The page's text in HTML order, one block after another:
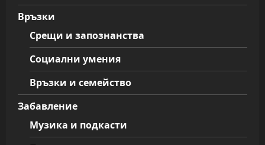
Връзки
Срещи и запознанства
Социални умения
Връзки и семейство
Забавление
Музика и подкасти